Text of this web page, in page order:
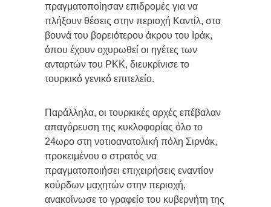
πραγματοποίησαν επιδρομές για να
πλήξουν θέσεις στην περιοχή Καντίλ, στα
βουνά του βορειότερου άκρου του Ιράκ,
όπου έχουν οχυρωθεί οι ηγέτες των
ανταρτών του ΡΚΚ, διευκρίνισε το
τουρκικό γενικό επιτελείο.
Παράλληλα, οι τουρκικές αρχές επέβαλαν
απαγόρευση της κυκλοφορίας όλο το
24ωρο στη νοτιοανατολική πόλη Σιρνάκ,
προκειμένου ο στρατός να
πραγματοποιήσει επιχειρήσεις εναντίον
κούρδων μαχητών στην περιοχή,
ανακοίνωσε το γραφείο του κυβερνήτη της